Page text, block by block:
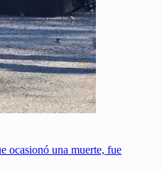
ocasionó una muerte, fue